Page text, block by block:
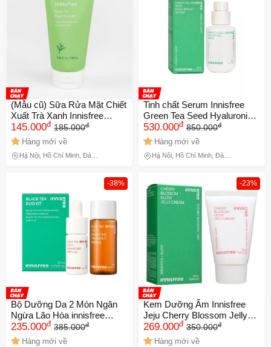
(Mẫu cũ) Sữa Rửa Mặt Chiết
Xuất Trà Xanh Innisfree
Green Tea Foam Cleanser
150ml
145.000đ 185.000đ
Hàng mới về
Hà Nội, Hồ Chí Minh, Đà
Tinh chất Serum Innisfree
Green Tea Seed Hyaluronic
80ml
530.000đ 850.000đ
Hàng mới về
Hà Nội, Hồ Chí Minh, Đà
-38%
Bộ Dưỡng Da 2 Món Ngăn
Ngừa Lão Hóa innisfree
Black Tea Duo Kit Black Tea
Essence 15ml + Black Tea
235.000đ 385.000đ
Hàng mới về
-23%
Kem Dưỡng Ẩm Innisfree
Jeju Cherry Blossom Jelly
Cream 50ml
269.000đ 350.000đ
Hàng mới về